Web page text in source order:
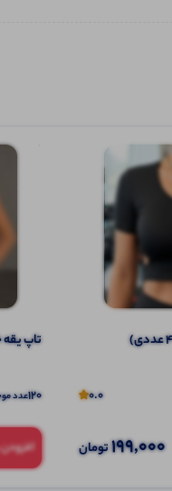
0.0
199,000تومان
تاپ یقه
120عدد